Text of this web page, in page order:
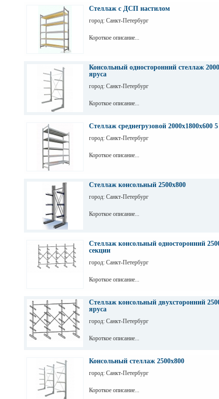
Стеллаж с ДСП настилом
город: Санкт-Петербург
Короткое описание...
Консольный односторонний стеллаж
яруса
город: Санкт-Петербург
Короткое описание...
Стеллаж среднегрузовой 2000х1800х600
город: Санкт-Петербург
Короткое описание...
Стеллаж консольный 2500х800
город: Санкт-Петербург
Короткое описание...
Стеллаж консольный односторонний
секции
город: Санкт-Петербург
Короткое описание...
Стеллаж консольный двухсторонний
яруса
город: Санкт-Петербург
Короткое описание...
Консольный стеллаж 2500х800
город: Санкт-Петербург
Короткое описание...